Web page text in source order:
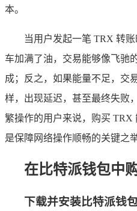
本。
当用户发起一笔 TRX 转
车加满了油，交易能够像飞驰
成；反之，如果能量不足，交
样，出现延迟，甚至最终失败
繁操作的用户来说，购买 TRX
是保障网络操作顺畅的关键之举
在比特派钱包中
下载并安装比特派钱